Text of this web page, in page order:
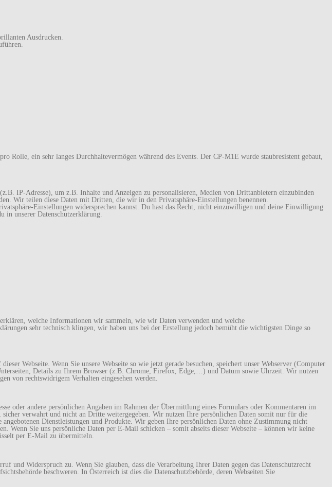
Ausdrucken.
ein sehr langes Durchhaltevermögen während des Events. Der CP-M1E wurde staubresistent gebaut,
IP-Adresse), um z.B. Inhalte und Anzeigen zu personalisieren, Medien von Drittanbietern einzubinden
Wir teilen diese Daten mit Dritten, die wir in den Privatsphäre-Einstellungen benennen.
Einstellungen widersprechen kannst. Du hast das Recht, nicht einzuwilligen und deine Einwilligung
in unserer Datenschutzerklärung.
welche Informationen wir sammeln, wie wir Daten verwenden und welche
sehr technisch klingen, wir haben uns bei der Erstellung jedoch bemüht die wichtigsten Dinge so
Webseite. Wenn Sie unsere Webseite so wie jetzt gerade besuchen, speichert unser Webserver (Computer
Details zu Ihrem Browser (z.B. Chrome, Firefox, Edge,…) und Datum sowie Uhrzeit. Wir nutzen
von rechtswidrigem Verhalten eingesehen werden.
oder andere persönlichen Angaben im Rahmen der Übermittlung eines Formulars oder Kommentaren im
verwahrt und nicht an Dritte weitergegeben. Wir nutzen Ihre persönlichen Daten somit nur für die
Dienstleistungen und Produkte. Wir geben Ihre persönlichen Daten ohne Zustimmung nicht
Wenn Sie uns persönliche Daten per E-Mail schicken – somit abseits dieser Webseite – können wir keine
per E-Mail zu übermitteln.
und Widerspruch zu. Wenn Sie glauben, dass die Verarbeitung Ihrer Daten gegen das Datenschutzrecht
beschweren. In Österreich ist dies die Datenschutzbehörde, deren Webseiten Sie